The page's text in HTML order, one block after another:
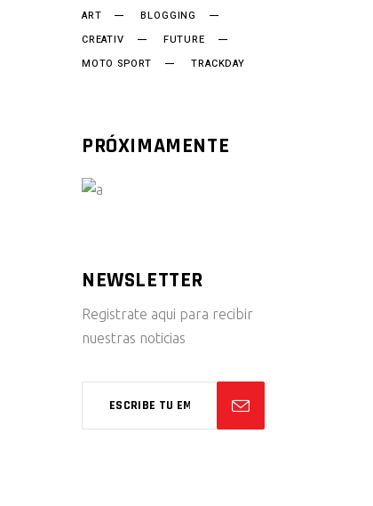
ART
BLOGGING
CREATIV
FUTURE
MOTO SPORT
TRACKDAY
PRÓXIMAMENTE
NEWSLETTER
Registrate aqui para recibir
nuestras noticias